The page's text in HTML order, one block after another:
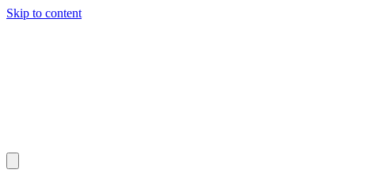
Skip to content